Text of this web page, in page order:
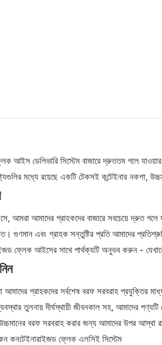
আইস ডেলিভারি সিস্টেম বাজারে দ্রুততম গলে
মধ্যে রয়েছে একটি টেকসই কন্টেইনার নকশা,
আমরা আমাদের গ্রাহকদের বাজারে সবচেয়ে দ্রুত গলে
গুণমান এবং গ্রাহক সন্তুষ্টির প্রতি আমাদের
ফ্লেক আইসের সাথে পার্থক্যটি অনুভব করুন -
গ্রাহকদের সর্বশেষ বরফ সরবরাহ প্রযুক্তির
তুলনায় দীর্ঘস্থায়ী জীবনকাল সহ, আমাদের
বরফ সরবরাহ করার জন্য আমাদের উপর
কনটেইনারাইজড ফ্লেক এলসিই সিস্টেম